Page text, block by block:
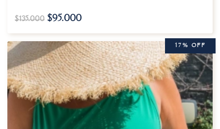
$135.000 $95.000
17% OFF